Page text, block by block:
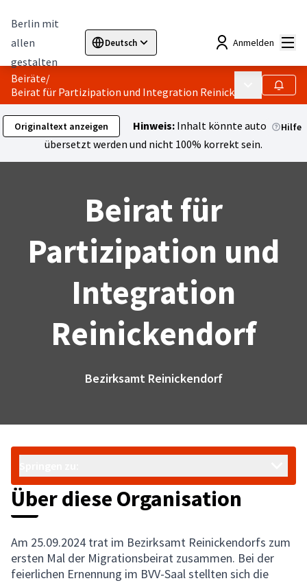
Berlin mit
allen
gestalten
Deutsch
Sprache wählen Choose languageElegir el idioma
Anmelden
Beiräte/
Beirat für Partizipation und Integration ReinickendorfHauptmenü
Folgen
Originaltext anzeigen Hinweis:Inhalt könnte automatisch
übersetzt werden und nicht 100% korrekt sein.
Hilfe
Beirat für
Partizipation und
Integration
Reinickendorf
Bezirksamt Reinickendorf
Über diese Organisation
Am 25.09.2024 trat im Bezirksamt Reinickendorfs zum
ersten Mal der Migrationsbeirat zusammen. Bei der
feierlichen Ernennung im BVV-Saal stellten sich die